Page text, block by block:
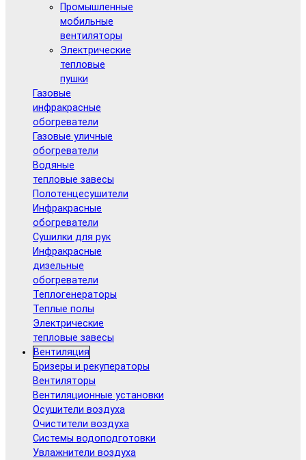
Промышленные
мобильные
вентиляторы
Электрические
тепловые
пушки
Газовые
инфракрасные
обогреватели
Газовые уличные
обогреватели
Водяные
тепловые завесы
Полотенцесушители
Инфракрасные
обогреватели
Сушилки для рук
Инфракрасные
дизельные
обогреватели
Теплогенераторы
Теплые полы
Электрические
тепловые завесы
Вентиляция
Бризеры и рекуператоры
Вентиляторы
Вентиляционные установки
Осушители воздуха
Очистители воздуха
Системы водоподготовки
Увлажнители воздуха